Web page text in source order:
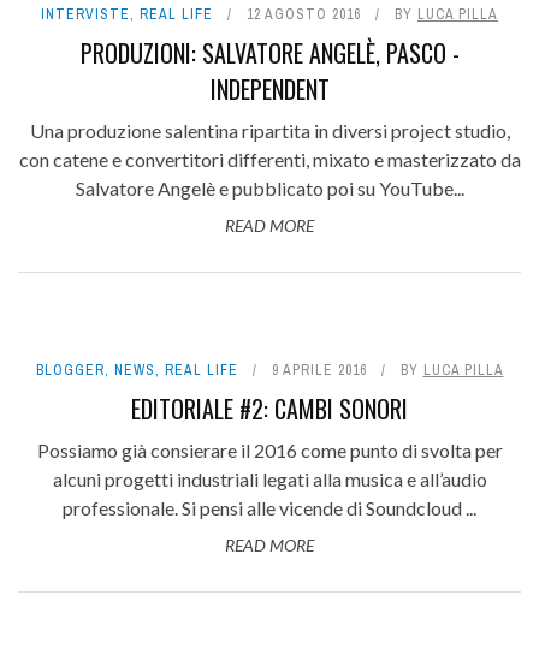
INTERVISTE, REAL LIFE 12 AGOSTO 2016 BY LUCA PILLA
PRODUZIONI: SALVATORE ANGELÈ, PASCO -
INDEPENDENT
Una produzione salentina ripartita in diversi project studio,
con catene e convertitori differenti, mixato e masterizzato da
Salvatore Angelè e pubblicato poi su YouTube...
READ MORE
BLOGGER, NEWS, REAL LIFE 9 APRILE 2016 BY LUCA PILLA
EDITORIALE #2: CAMBI SONORI
Possiamo già consierare il 2016 come punto di svolta per
alcuni progetti industriali legati alla musica e all’audio
professionale. Si pensi alle vicende di Soundcloud ...
READ MORE